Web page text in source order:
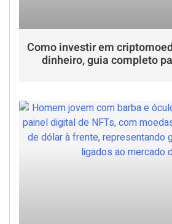
Como investir em
dinheiro, guia completo